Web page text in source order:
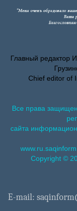
Главный редактор
Chief editor of
Все права
сайта
Copyright ©
E-mail: